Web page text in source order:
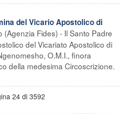
del Vicario Apostolico di
(Agenzia Fides) - Il Santo Padre
del Vicariato Apostolico di
O.M.I., finora
della medesima Circoscrizione.
24 di 3592